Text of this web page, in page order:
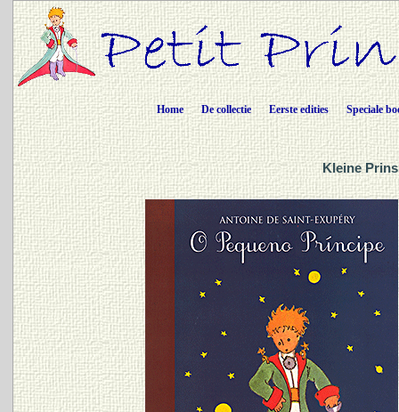
Home De collectie Eerste edities Speciale
Kleine